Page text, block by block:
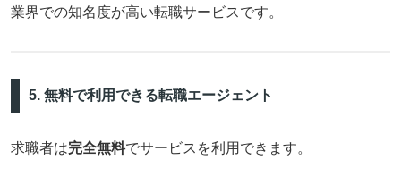
業界での知名度が高い転職サービスです。
5. 無料で利用できる転職エージェント
求職者は完全無料でサービスを利用できます。